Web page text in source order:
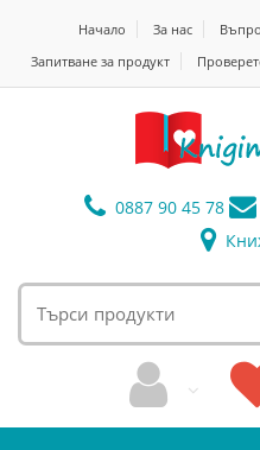
Начало За нас
Запитване за продукт
0887 90 45 78